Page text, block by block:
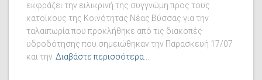
εκφράζει την ειλικρινή της συγγνώμη προς τους
κατοίκους της Κοινότητας Νέας Βύσσας για την
ταλαιπωρία που προκλήθηκε από τις διακοπές
υδροδότησης που σημειώθηκαν την Παρασκευή 17/07
και την Διαβάστε περισσότερα…